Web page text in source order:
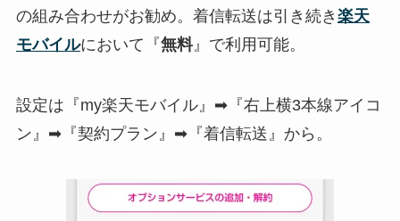
の組み合わせがお勧め。着信転送は引き続き 楽天
モバイルにおいて『無料』で利用可能。
設定は『my楽天モバイル』➡『右上横3本線アイコ
ン』➡『契約プラン』➡『着信転送』から。